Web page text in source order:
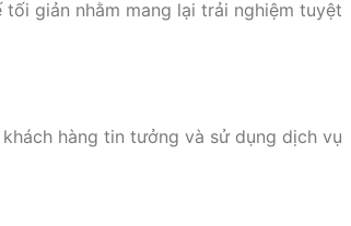
giản nhằm mang lại trải nghiệm tuyệt
hàng tin tưởng và sử dụng dịch vụ